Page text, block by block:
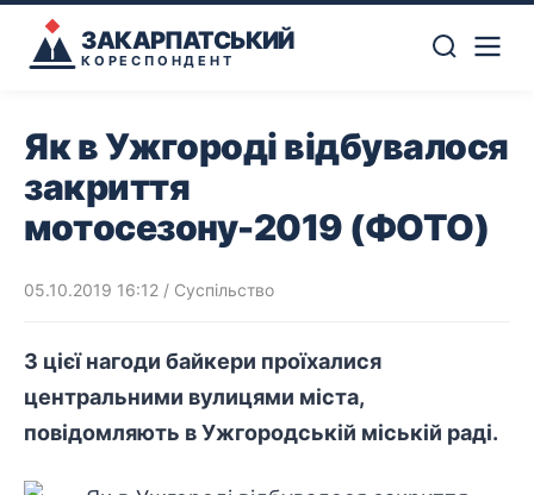
ЗАКАРПАТСЬКИЙ
КОРЕСПОНДЕНТ
Як в Ужгороді відбувалося
закриття
мотосезону-2019 (ФОТО)
05.10.2019 16:12 / Суспільство
З цієї нагоди байкери проїхалися
центральними вулицями міста,
повідомляють в Ужгородській міській раді.